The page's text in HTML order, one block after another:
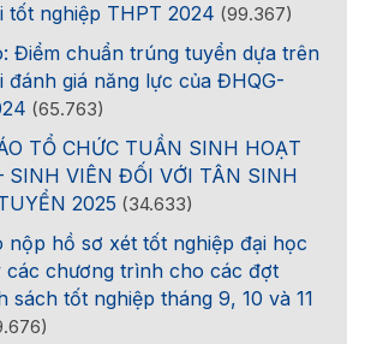
tốt nghiệp THPT 2024 (99.367)
Điểm chuẩn trúng tuyển dựa trên
đánh giá năng lực của ĐHQG-
(65.763)
TỔ CHỨC TUẦN SINH HOẠT
SINH VIÊN ĐỐI VỚI TÂN SINH
2025 (34.633)
nộp hồ sơ xét tốt nghiệp đại học
các chương trình cho các đợt
sách tốt nghiệp tháng 9, 10 và 11